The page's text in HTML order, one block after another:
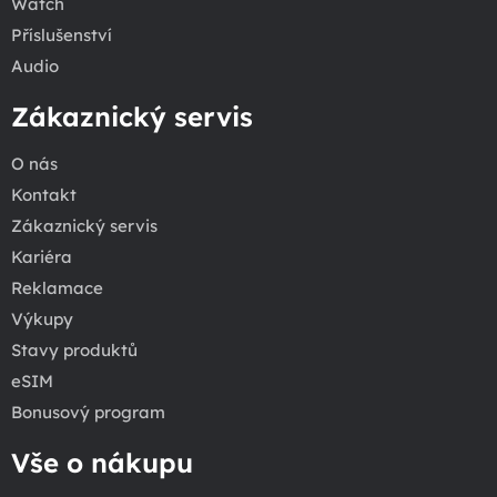
Příslušenství
Audio
Zákaznický servis
O nás
Kontakt
Zákaznický servis
Kariéra
Reklamace
Výkupy
Stavy produktů
eSIM
Bonusový program
Vše o nákupu